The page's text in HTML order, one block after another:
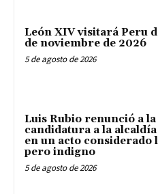
León XIV visitará Peru
de noviembre de 2026
5 de agosto de 2026
Luis Rubio renunció a la
candidatura a la
en un acto considerado
pero indigno
5 de agosto de 2026